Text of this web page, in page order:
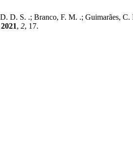
D. D. S. .; Branco, F. M. .;
2021, 2, 17.